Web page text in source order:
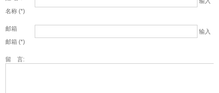
名称 (*)
邮箱
输入
邮箱 (*)
留 言: